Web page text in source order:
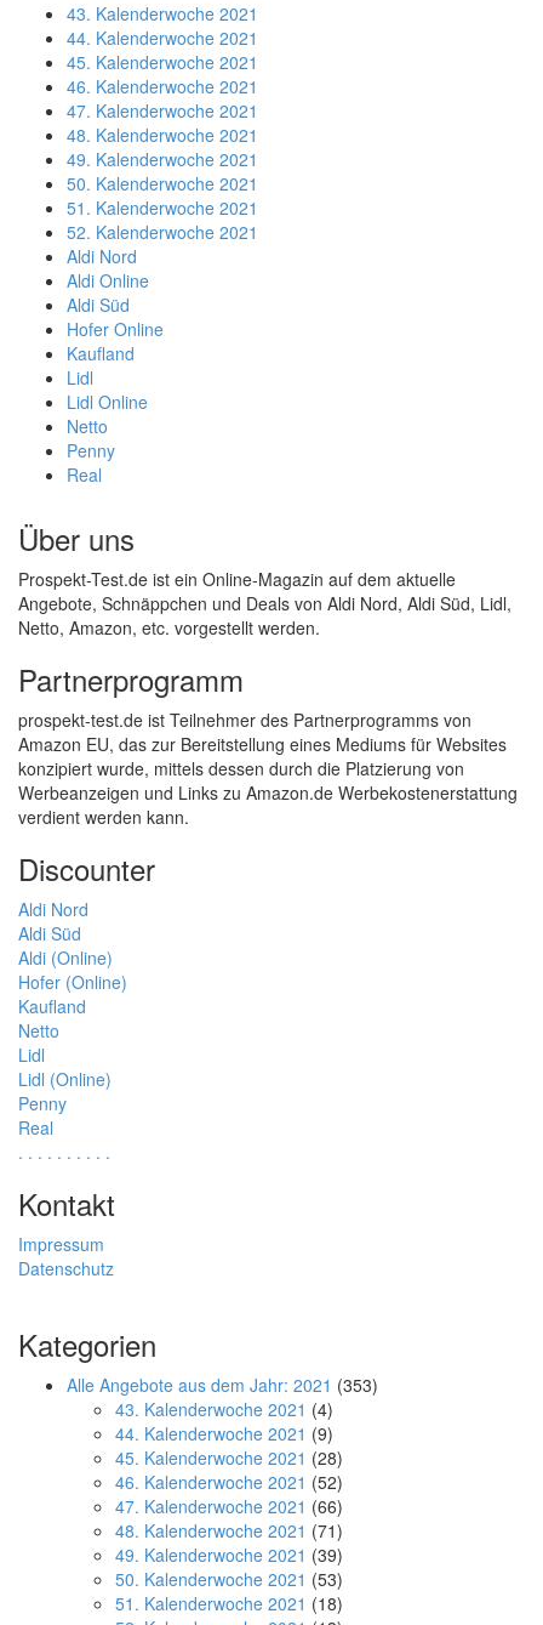
43. Kalenderwoche 2021
44. Kalenderwoche 2021
45. Kalenderwoche 2021
46. Kalenderwoche 2021
47. Kalenderwoche 2021
48. Kalenderwoche 2021
49. Kalenderwoche 2021
50. Kalenderwoche 2021
51. Kalenderwoche 2021
52. Kalenderwoche 2021
Aldi Nord
Aldi Online
Aldi Süd
Hofer Online
Kaufland
Lidl
Lidl Online
Netto
Penny
Real
Über uns
Prospekt-Test.de ist ein Online-Magazin auf dem aktuelle
Angebote, Schnäppchen und Deals von Aldi Nord, Aldi Süd, Lidl,
Netto, Amazon, etc. vorgestellt werden.
Partnerprogramm
prospekt-test.de ist Teilnehmer des Partnerprogramms von
Amazon EU, das zur Bereitstellung eines Mediums für Websites
konzipiert wurde, mittels dessen durch die Platzierung von
Werbeanzeigen und Links zu Amazon.de Werbekostenerstattung
verdient werden kann.
Discounter
Aldi Nord
Aldi Süd
Aldi (Online)
Hofer (Online)
Kaufland
Netto
Lidl
Lidl (Online)
Penny
Real
. . . . . . . . . .
Kontakt
Impressum
Datenschutz
Kategorien
Alle Angebote aus dem Jahr: 2021 (353)
43. Kalenderwoche 2021 (4)
44. Kalenderwoche 2021 (9)
45. Kalenderwoche 2021 (28)
46. Kalenderwoche 2021 (52)
47. Kalenderwoche 2021 (66)
48. Kalenderwoche 2021 (71)
49. Kalenderwoche 2021 (39)
50. Kalenderwoche 2021 (53)
51. Kalenderwoche 2021 (18)